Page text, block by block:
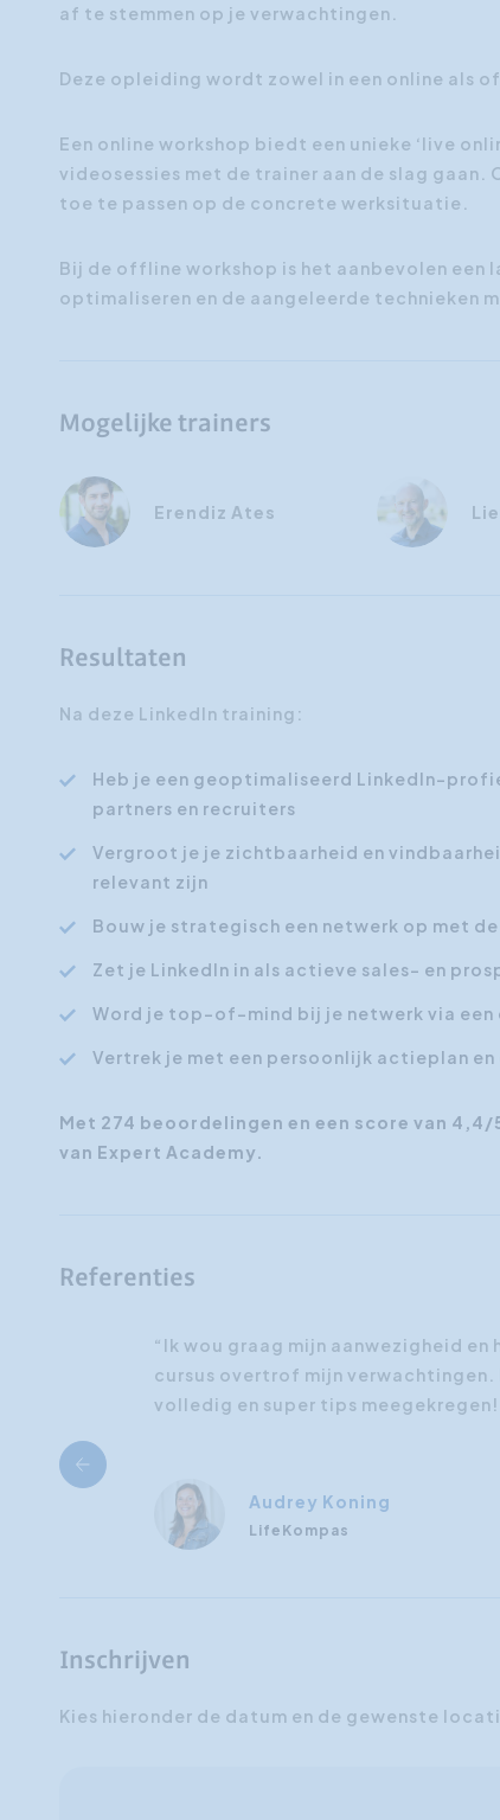
af te stemmen op je verwachtingen.
Deze opleiding wordt zowel in een online als
Een online workshop biedt een unieke ‘live
videosessies met de trainer aan de slag gaan.
toe te passen op de concrete werksituatie.
Bij de offline workshop is het aanbevolen een
optimaliseren en de aangeleerde technieken
Mogelijke trainers
Erendiz Ates
Resultaten
Na deze LinkedIn training:
Heb je een geoptimaliseerd LinkedIn-
partners en recruiters
Vergroot je je zichtbaarheid en
relevant zijn
Bouw je strategisch een netwerk op met
Zet je LinkedIn in als actieve sales- en
Word je top-of-mind bij je netwerk via
Vertrek je met een persoonlijk actieplan
Met 274 beoordelingen en een score van
van Expert Academy.
Referenties
“Ik wou graag mijn aanwezigheid
cursus overtrof mijn verwachtingen.
volledig en super tips
Audrey Koning
LifeKompas
Inschrijven
Kies hieronder de datum en de gewenste